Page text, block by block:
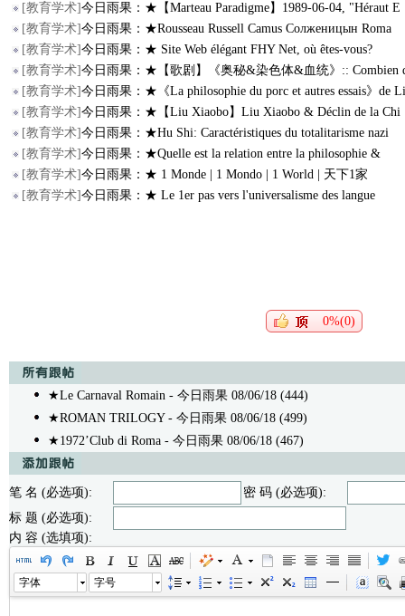
[教育学术]今日雨果：★【Marteau Paradigme】1989-06-04, "Héraut E
[教育学术]今日雨果：★Rousseau Russell Camus Солженицын Roma
[教育学术]今日雨果：★ Site Web élégant FHY Net, où êtes-vous?
[教育学术]今日雨果：★【歌剧】《奥秘&染色体&血统》:: Combien
[教育学术]今日雨果：★《La philosophie du porc et autres essais》de Li
[教育学术]今日雨果：★【Liu Xiaobo】Liu Xiaobo & Déclin de la Chi
[教育学术]今日雨果：★Hu Shi: Caractéristiques du totalitarisme nazi
[教育学术]今日雨果：★Quelle est la relation entre la philosophie &
[教育学术]今日雨果：★ 1 Monde | 1 Mondo | 1 World | 天下1家
[教育学术]今日雨果：★ Le 1er pas vers l'universalisme des langue
0%(0)
★Le Carnaval Romain​ - 今日雨果 08/06/18 (444)
★ROMAN TRILOGY​ - 今日雨果 08/06/18 (499)
★1972’Club di Roma - 今日雨果 08/06/18 (467)
笔 名 (必选项):
密 码 (必选项):
标 题 (必选项):
内 容 (选填项):
字体 字号